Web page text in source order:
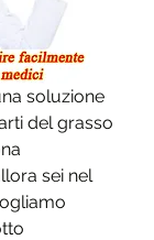
soluzione
del grasso
sei nel